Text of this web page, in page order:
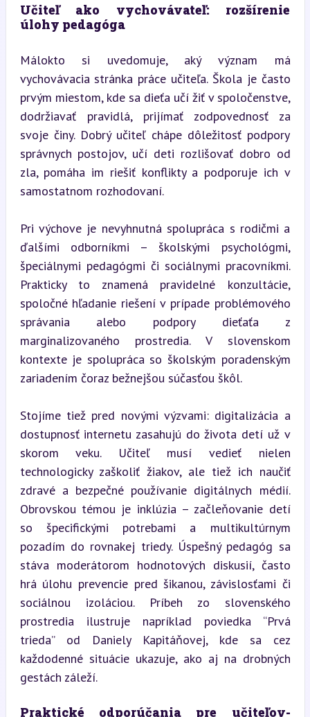
Učiteľ ako vychovávateľ: rozšírenie
úlohy pedagóga
Málokto si uvedomuje, aký význam má
vychovávacia stránka práce učiteľa. Škola je často
prvým miestom, kde sa dieťa učí žiť v spoločenstve,
dodržiavať pravidlá, prijímať zodpovednosť za
svoje činy. Dobrý učiteľ chápe dôležitosť podpory
správnych postojov, učí deti rozlišovať dobro od
zla, pomáha im riešiť konflikty a podporuje ich v
samostatnom rozhodovaní.
Pri výchove je nevyhnutná spolupráca s rodičmi a
ďalšími odborníkmi – školskými psychológmi,
špeciálnymi pedagógmi či sociálnymi pracovníkmi.
Prakticky to znamená pravidelné konzultácie,
spoločné hľadanie riešení v prípade problémového
správania alebo podpory dieťaťa z
marginalizovaného prostredia. V slovenskom
kontexte je spolupráca so školským poradenským
zariadením čoraz bežnejšou súčasťou škôl.
Stojíme tiež pred novými výzvami: digitalizácia a
dostupnosť internetu zasahujú do života detí už v
skorom veku. Učiteľ musí vedieť nielen
technologicky zaškoliť žiakov, ale tiež ich naučiť
zdravé a bezpečné používanie digitálnych médií.
Obrovskou témou je inklúzia – začleňovanie detí
so špecifickými potrebami a multikultúrnym
pozadím do rovnakej triedy. Úspešný pedagóg sa
stáva moderátorom hodnotových diskusií, často
hrá úlohu prevencie pred šikanou, závislosťami či
sociálnou izoláciou. Príbeh zo slovenského
prostredia ilustruje napríklad poviedka “Prvá
trieda” od Daniely Kapitáňovej, kde sa cez
každodenné situácie ukazuje, ako aj na drobných
gestách záleží.
Praktické odporúčania pre učiteľov-